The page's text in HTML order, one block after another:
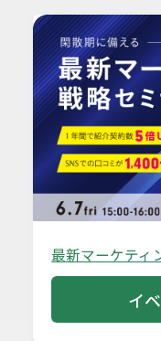
最新マーケティ
イ